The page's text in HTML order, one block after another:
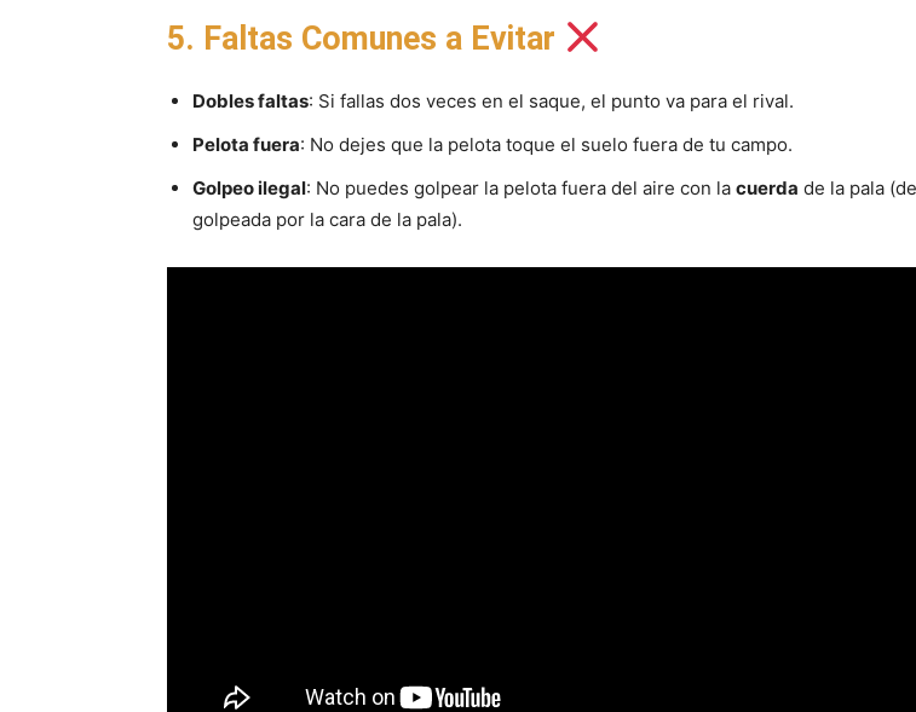
5. Faltas Comunes a Evitar
Dobles faltas: Si fallas dos veces en el saque, el punto va para el rival.
Pelota fuera: No dejes que la pelota toque el suelo fuera de tu campo.
Golpeo ilegal: No puedes golpear la pelota fuera del aire con la cuerda de la pala
golpeada por la cara de la pala).